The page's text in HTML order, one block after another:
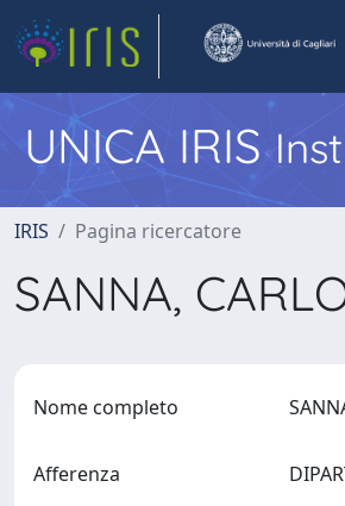
UNICA IRIS
IRIS Pagina ricercatore
SANNA,
Nome completo
Afferenza